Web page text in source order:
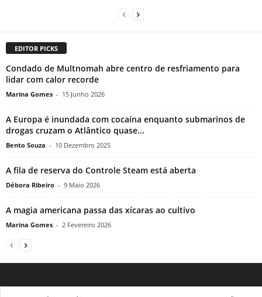
EDITOR PICKS
Condado de Multnomah abre centro de resfriamento para
lidar com calor recorde
Marina Gomes - 15 Junho 2026
A Europa é inundada com cocaína enquanto submarinos de
drogas cruzam o Atlântico quase...
Bento Souza - 10 Dezembro 2025
A fila de reserva do Controle Steam está aberta
Débora Ribeiro - 9 Maio 2026
A magia americana passa das xícaras ao cultivo
Marina Gomes - 2 Fevereiro 2026